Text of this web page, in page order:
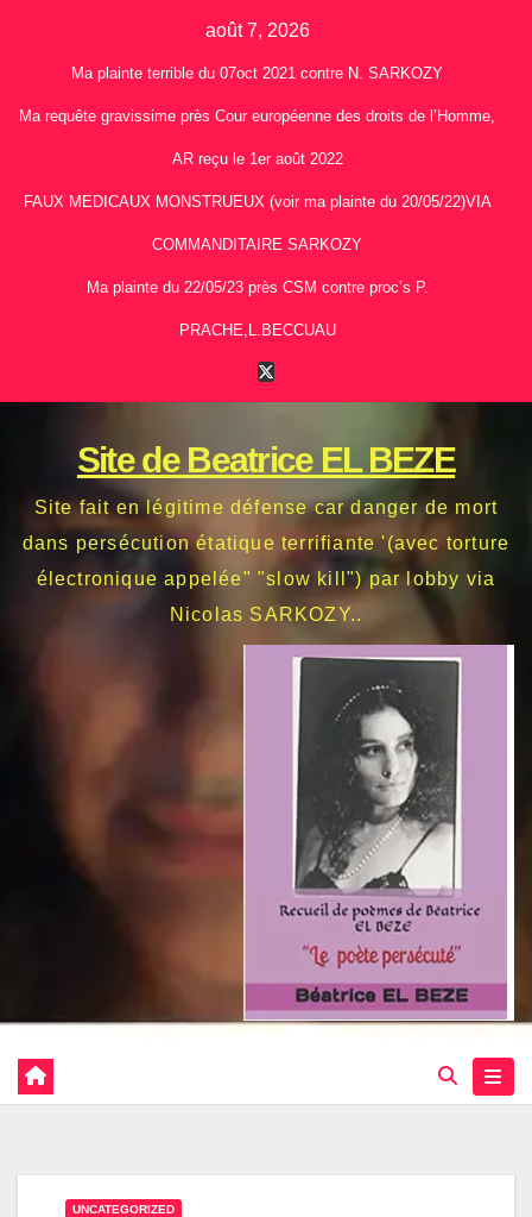
août 7, 2026
Ma plainte terrible du 07oct 2021 contre N. SARKOZY
Ma requête gravissime près Cour européenne des droits de l’Homme,
AR reçu le 1er août 2022
FAUX MEDICAUX MONSTRUEUX (voir ma plainte du 20/05/22)VIA
COMMANDITAIRE SARKOZY
Ma plainte du 22/05/23 près CSM contre proc’s P.
PRACHE,L.BECCUAU
Site de Beatrice EL BEZE
Site fait en légitime défense car danger de mort
dans persécution étatique terrifiante '(avec torture
électronique appelée" "slow kill") par lobby via
Nicolas SARKOZY..
UNCATEGORIZED